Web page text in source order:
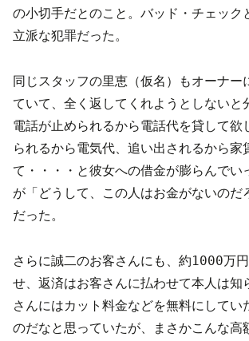
の小切手だとのこと。バッド・チェック
立派な犯罪だった。
同じスタッフの里恵（仮名）もオーナー
ていて、全く返してくれようとしないと
電話が止められるから電話代を貸して欲
られるから電気代、追い出されるから家
て・・・・と彼女への借金が膨らんでい
が「どうして、この人はお金がないのだ
だった。
さらに誠二のお客さんにも、約1000万
せ、返済はお客さんに払わせて本人は知
さんにはカット料金などを無料にしてい
のだなと思っていたが、まさかこんな高